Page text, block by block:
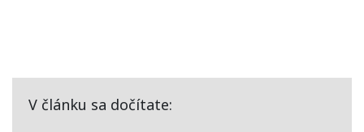
V článku sa dočítate: